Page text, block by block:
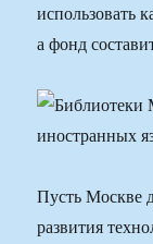
использовать
а фонд
Пусть Москве
развития